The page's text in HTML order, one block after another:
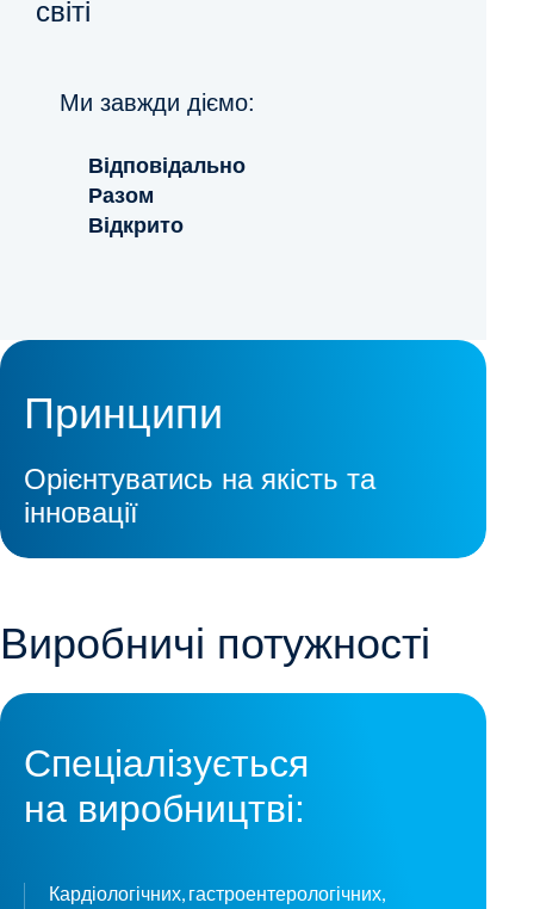
світі
Ми завжди діємо:
Відповідально
Разом
Відкрито
Принципи
Орієнтуватись на якість та
інновації
Виробничі потужності
Спеціалізується
на виробництві:
Кардіологічних, гастроентерологічних,